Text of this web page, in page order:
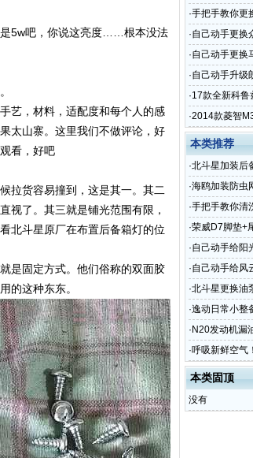
是5w吧，你说这亮度……根本没法
艺，材料，适配度和每个人的感
太山寨。这里我们不做评论，好
看，好吧
拉货容易撞到，这是其一。其二
视了。其三就是铺光范围有限，
北斗星原厂在布置后备箱灯的位
是固定方式。他们俗称的双面胶
的这种东东。
·手把手教你更
·自己动手更换
·自己动手更换
·自己动手升级
·17款全新科鲁
·2014款菱智
本类推荐
·北斗星加装后
·海鸥加装防虫
·手把手教你清
·荣威D7脚垫+
·自己动手给阳
·自己动手给风
·北斗星更换油
·逸动日常小整
安全感拉满
· N20发动机漏
前油封DIY更
·呼吸新鲜空气
味只需这一步
本类固顶
没有